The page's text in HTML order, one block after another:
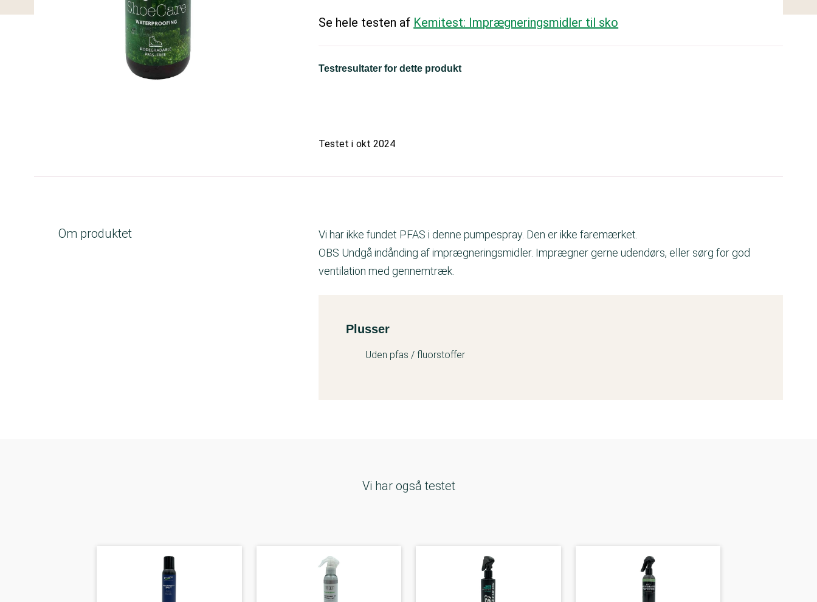
Se hele testen af Kemitest: Imprægneringsmidler til sko
Testresultater for dette produkt
Testet i okt 2024
Om produktet
Vi har ikke fundet PFAS i denne pumpespray. Den er ikke faremærket.
OBS Undgå indånding af imprægneringsmidler. Imprægner gerne udendørs, eller sørg for god
ventilation med gennemtræk.
Kemitest
Plusser
Uden pfas / fluorstoffer
Vi har også testet